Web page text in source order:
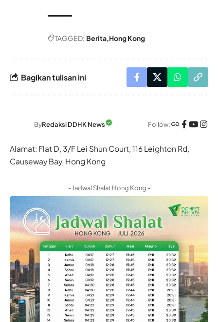
TAGGED: Berita Hong Kong
Bagikan tulisan ini
ByRedaksi DDHK News Follow:
Alamat: Flat D, 3/F Lei Shun Court, 116 Leighton Rd,
Causeway Bay, Hong Kong
- Jadwal Shalat Hong Kong -